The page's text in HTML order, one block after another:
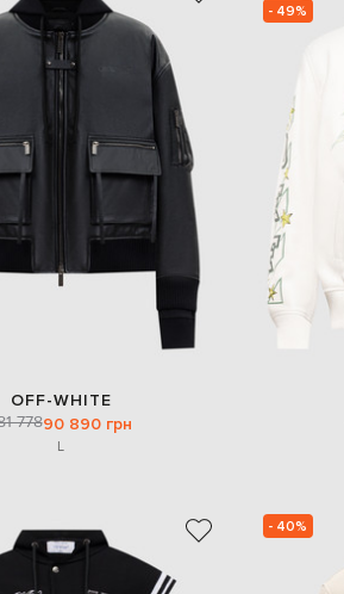
OFF-WHITE
77890 890 грн
L
- 49%
- 40%